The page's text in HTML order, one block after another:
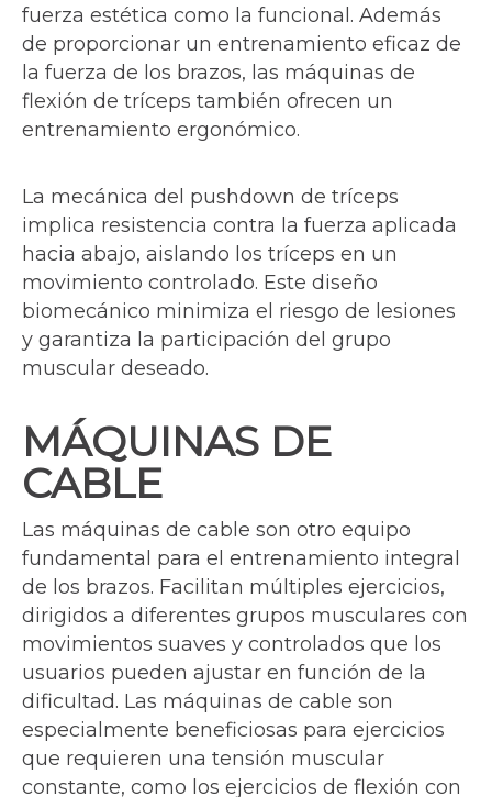
fuerza estética como la funcional. Además
de proporcionar un entrenamiento eficaz de
la fuerza de los brazos, las máquinas de
flexión de tríceps también ofrecen un
entrenamiento ergonómico.
La mecánica del pushdown de tríceps
implica resistencia contra la fuerza aplicada
hacia abajo, aislando los tríceps en un
movimiento controlado. Este diseño
biomecánico minimiza el riesgo de lesiones
y garantiza la participación del grupo
muscular deseado.
MÁQUINAS DE
CABLE
Las máquinas de cable son otro equipo
fundamental para el entrenamiento integral
de los brazos. Facilitan múltiples ejercicios,
dirigidos a diferentes grupos musculares con
movimientos suaves y controlados que los
usuarios pueden ajustar en función de la
dificultad. Las máquinas de cable son
especialmente beneficiosas para ejercicios
que requieren una tensión muscular
constante, como los ejercicios de flexión con